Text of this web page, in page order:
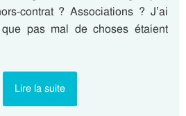
contrat ? Associations ? J’ai
que pas mal de choses étaient
Lire la suite